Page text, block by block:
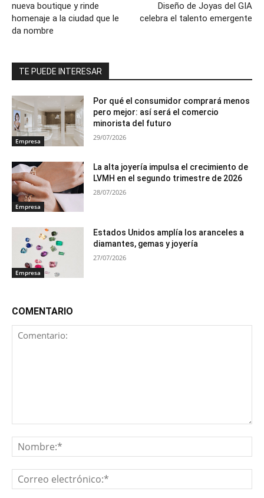
nueva boutique y rinde
homenaje a la ciudad que le
da nombre
Diseño de Joyas del GIA
celebra el talento emergente
TE PUEDE INTERESAR
Empresa
Por qué el consumidor comprará menos
pero mejor: así será el comercio
minorista del futuro
29/07/2026
Empresa
La alta joyería impulsa el crecimiento de
LVMH en el segundo trimestre de 2026
28/07/2026
Empresa
Estados Unidos amplía los aranceles a
diamantes, gemas y joyería
27/07/2026
COMENTARIO